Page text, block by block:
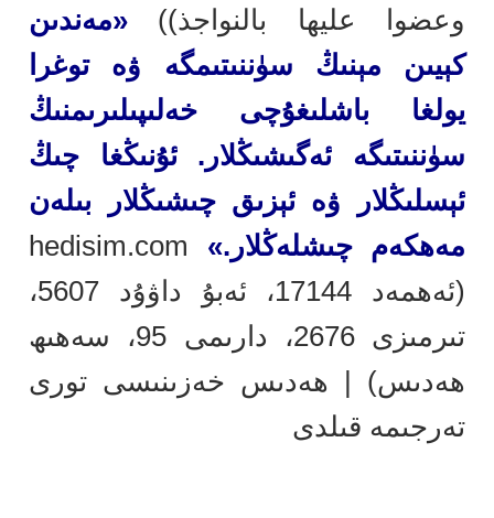
وعضوا عليها بالنواجذ)) «مەندىن
كېيىن مېنىڭ سۈننىتىمگە ۋە توغرا
يولغا باشلىغۇچى خەلىپىلىرىمنىڭ
سۈننىتىگە ئەگىشىڭلار. ئۇنىڭغا چىڭ
ئېسلىڭلار ۋە ئېزىق چىشىڭلار بىلەن
مەھكەم چىشلەڭلار.» hedisim.com
(ئەھمەد 17144، ئەبۇ داۋۇد 5607،
تىرمىزى 2676، دارىمى 95، سەھىھ
ھەدىس) | ھەدىس خەزىنىسى تورى
تەرجىمە قىلدى